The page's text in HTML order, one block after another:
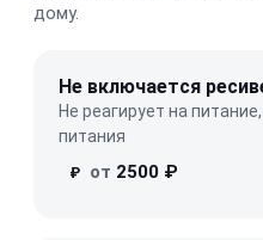
дому.
Не включается
Не реагирует на
питания
₽ от 2500 ₽